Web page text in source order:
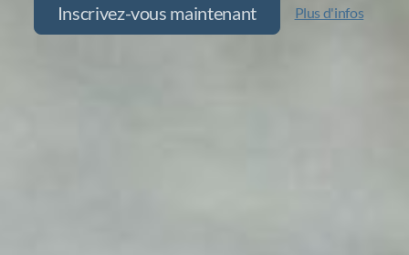
Inscrivez-vous maintenant Plus d'infos